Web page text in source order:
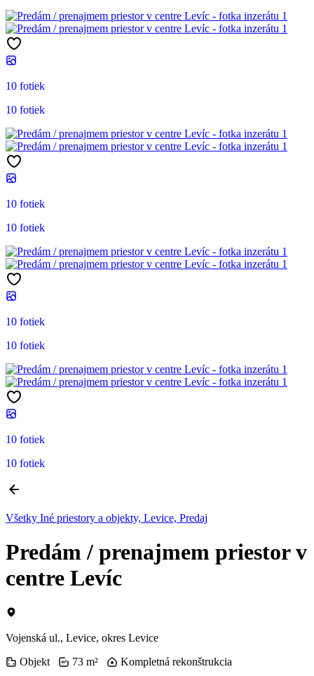
10 fotiek
10 fotiek
10 fotiek
10 fotiek
10 fotiek
10 fotiek
10 fotiek
10 fotiek
Všetky Iné priestory a objekty, Levice, Predaj
Predám / prenajmem priestor v
centre Levíc
Vojenská ul., Levice, okres Levice
Objekt
73 m² Kompletná rekonštrukcia